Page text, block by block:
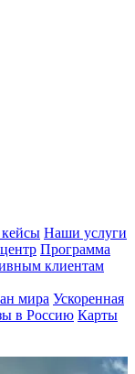
Наши услуги
Программа
клиентам
мира Ускоренная
в Россию Карты